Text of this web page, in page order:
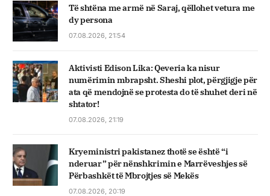
Të shtëna me armë në Saraj, qëllohet vetura me
dy persona
07.08.2026, 21:54
Aktivisti Edison Lika: Qeveria ka nisur
numërimin mbrapsht. Sheshi plot, përgjigje për
ata që mendojnë se protesta do të shuhet deri në
shtator!
07.08.2026, 21:19
Kryeministri pakistanez thotë se është “i
nderuar” për nënshkrimin e Marrëveshjes së
Përbashkët të Mbrojtjes së Mekës
07.08.2026, 20:19